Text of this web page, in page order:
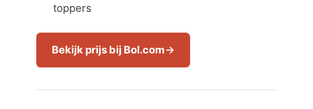
toppers
Bekijk prijs bij Bol.com